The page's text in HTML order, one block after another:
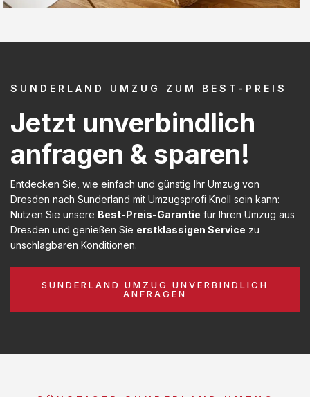
SUNDERLAND UMZUG ZUM BEST-PREIS
Jetzt unverbindlich
anfragen & sparen!
Entdecken Sie, wie einfach und günstig Ihr Umzug von
Dresden nach Sunderland mit Umzugsprofi Knoll sein kann:
Nutzen Sie unsere Best-Preis-Garantie für Ihren Umzug aus
Dresden und genießen Sie erstklassigen Service zu
unschlagbaren Konditionen.
SUNDERLAND UMZUG UNVERBINDLICH
ANFRAGEN